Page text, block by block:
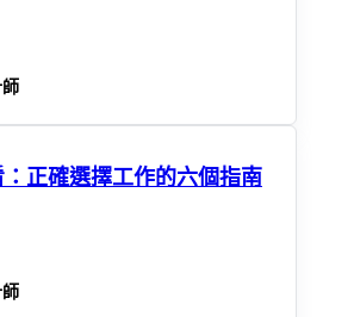
正確選擇工作的六個指南